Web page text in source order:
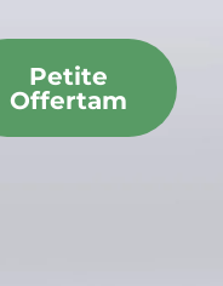
Petite
Offertam